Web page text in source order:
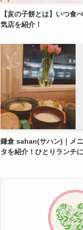
【亥の子餅とは】いつ食
気店を紹介！
鎌倉 sahan(サハン)｜メ
タを紹介！ひとりランチ